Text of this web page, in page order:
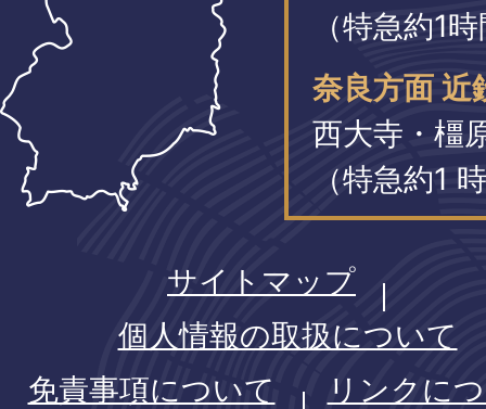
（特急約1
奈良方面 近
西大寺・橿
（特急約1
サイトマップ
個人情報の取扱について
免責事項について
リンクに